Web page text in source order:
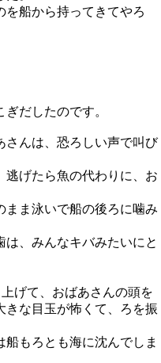
を船から持ってきてやろ
だしたのです。
んは、恐ろしい声で叫び
げたら魚の代わりに、お
ま泳いで船の後ろに噛み
、みんなキバみたいにと
げて、おばあさんの頭を
きな目玉が怖くて、ろを振
もろとも海に沈んでしま